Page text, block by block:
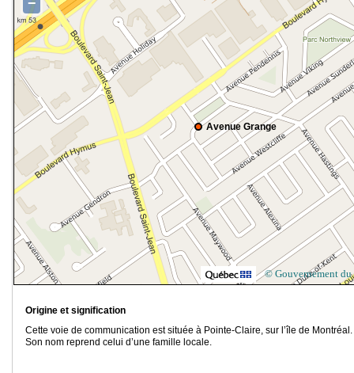
Avenue Grange
−
© Gouvernement du
Origine et signification
Cette voie de communication est située à Pointe-Claire, sur l’île de Montréal.
Son nom reprend celui d’une famille locale.